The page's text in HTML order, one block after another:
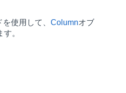
を使用して、 Columnオブ
。